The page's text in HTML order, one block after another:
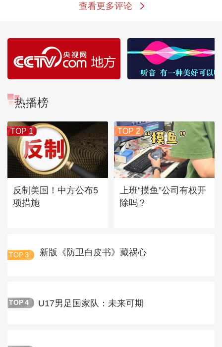
查看更多评论
热播榜
TOP 1
反制美国！中方公布5
项措施
TOP 2
上班“摸鱼”公司有权开
除吗？
TOP 3 新版《防卫白皮书》藏祸心
TOP 4 U17男足国家队：未来可期